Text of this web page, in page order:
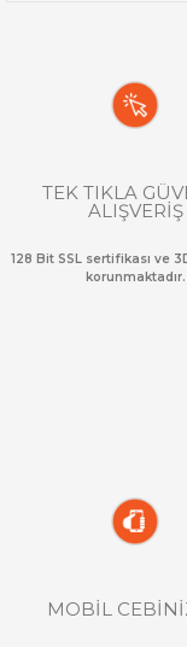
TEK TIKLA
ALIŞVERİŞ
128 Bit SSL sertifikası ve
korunmaktadır.
MOBİL